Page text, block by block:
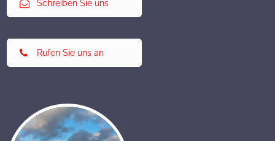
Schreiben Sie uns
Rufen Sie uns an